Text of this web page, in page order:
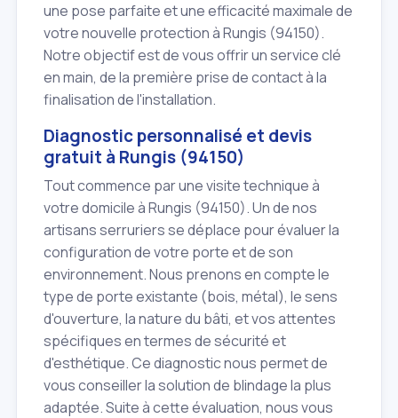
une pose parfaite et une efficacité maximale de
votre nouvelle protection à Rungis (94150).
Notre objectif est de vous offrir un service clé
en main, de la première prise de contact à la
finalisation de l'installation.
Diagnostic personnalisé et devis
gratuit à Rungis (94150)
Tout commence par une visite technique à
votre domicile à Rungis (94150). Un de nos
artisans serruriers se déplace pour évaluer la
configuration de votre porte et de son
environnement. Nous prenons en compte le
type de porte existante (bois, métal), le sens
d'ouverture, la nature du bâti, et vos attentes
spécifiques en termes de sécurité et
d'esthétique. Ce diagnostic nous permet de
vous conseiller la solution de blindage la plus
adaptée. Suite à cette évaluation, nous vous